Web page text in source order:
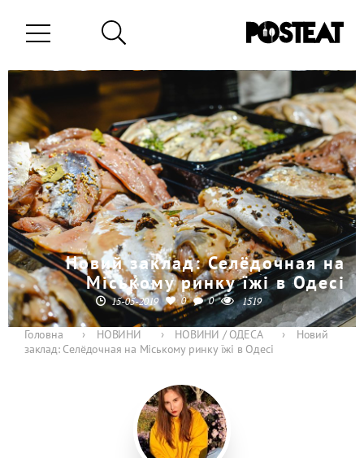
Новий заклад: Селёдочная на
Міському ринку їжі в Одесі
15-05-2019 0 0 1519
Головна › НОВИНИ › НОВИНИ / ОДЕСА ›
Новий
заклад: Селёдочная на Міському ринку їжі в Одесі